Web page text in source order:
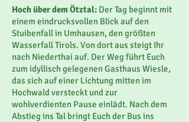
Hoch über dem Ötztal: Der Tag beginnt mit
einem eindrucksvollen Blick auf den
Stuibenfall in Umhausen, den größten
Wasserfall Tirols. Von dort aus steigt Ihr
nach Niederthai auf. Der Weg führt Euch
zum idyllisch gelegenen Gasthaus Wiesle,
das sich auf einer Lichtung mitten im
Hochwald versteckt und zur
wohlverdienten Pause einlädt. Nach dem
Abstieg ins Tal bringt Euch der Bus ins